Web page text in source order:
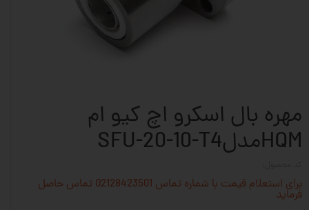
مهره بال اسکرو اچ کیو ام
HQMمدلSFU-20-10-T4
برای استعلام قیمت با شماره تماس 02128423501 تماس حاصل
فرماید